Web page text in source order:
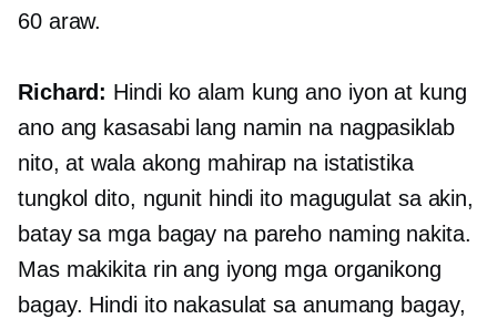
60 araw.
Richard: Hindi ko alam kung ano iyon at kung
ano ang kasasabi lang namin na nagpasiklab
nito, at wala akong mahirap na istatistika
tungkol dito, ngunit hindi ito magugulat sa akin,
batay sa mga bagay na pareho naming nakita.
Mas makikita rin ang iyong mga organikong
bagay. Hindi ito nakasulat sa anumang bagay,